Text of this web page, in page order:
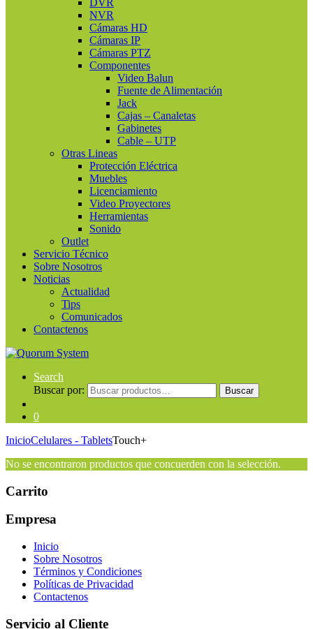
DVR
NVR
Cámaras HD
Cámaras IP
Cámaras PTZ
Componentes
Video Balun
Fuente de Alimentación
Jack
Cajas – Canaletas
Gabinetes
Cable – UTP
Otras Lineas
Protección Eléctrica
Muebles
Licenciamiento
Video Proyectores
Herramientas
Sonido
Outlet
Servicio Técnico
Sobre Nosotros
Noticias
Actualidad
Tips
Comunicados
Contactenos
Search
Buscar por:
Buscar
0
InicioCelulares - TabletsTouch+
No se encontraron productos que concuerden con la selección.
Carrito
Empresa
Inicio
Sobre Nosotros
Términos y Condiciones
Políticas de Privacidad
Contactenos
Servicio al Cliente